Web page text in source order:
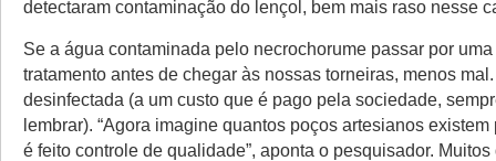
detectaram contaminação do lençol, bem mais raso nesse
Se a água contaminada pelo necrochorume passar por
tratamento antes de chegar às nossas torneiras, menos
desinfectada (a um custo que é pago pela sociedade,
lembrar). “Agora imagine quantos poços artesianos
é feito controle de qualidade”, aponta o pesquisador.